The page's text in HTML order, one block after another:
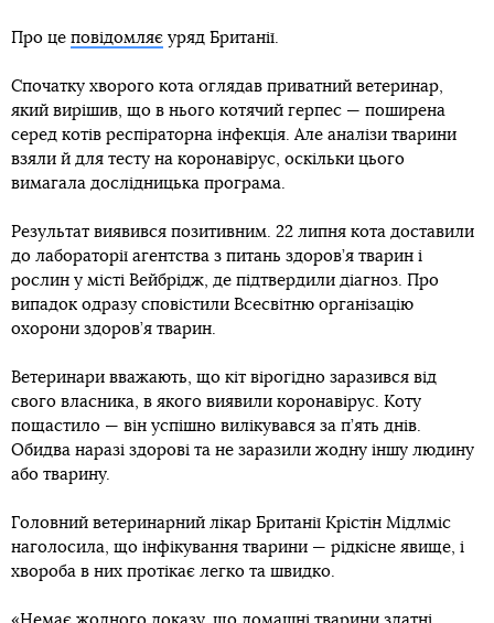
Про це повідомляє уряд Британії.
Спочатку хворого кота оглядав приватний ветеринар,
який вирішив, що в нього котячий герпес — поширена
серед котів респіраторна інфекція. Але аналізи тварини
взяли й для тесту на коронавірус, оскільки цього
вимагала дослідницька програма.
Результат виявився позитивним. 22 липня кота доставили
до лабораторії агентства з питань здоров’я тварин і
рослин у місті Вейбрідж, де підтвердили діагноз. Про
випадок одразу сповістили Всесвітню організацію
охорони здоров’я тварин.
Ветеринари вважають, що кіт вірогідно заразився від
свого власника, в якого виявили коронавірус. Коту
пощастило — він успішно вилікувався за п’ять днів.
Обидва наразі здорові та не заразили жодну іншу людину
або тварину.
Головний ветеринарний лікар Британії Крістін Мідлміс
наголосила, що інфікування тварини — рідкісне явище, і
хвороба в них протікає легко та швидко.